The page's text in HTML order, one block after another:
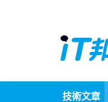
技術文章